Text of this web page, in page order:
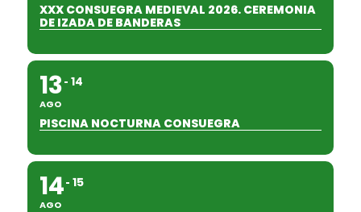
XXX CONSUEGRA MEDIEVAL 2026. CEREMONIA
DE IZADA DE BANDERAS
13
AGO
14
PISCINA NOCTURNA CONSUEGRA
14
AGO
15